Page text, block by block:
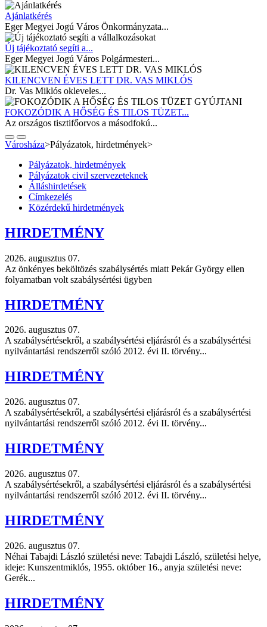
Ajánlatkérés
Eger Megyei Jogú Város Önkormányzata...
Új tájékoztató segíti a...
Eger Megyei Jogú Város Polgármesteri...
KILENCVEN ÉVES LETT DR. VAS MIKLÓS
Dr. Vas Miklós okleveles...
FOKOZÓDIK A HŐSÉG ÉS TILOS TÜZET...
Az országos tisztifőorvos a másodfokú...
Városháza>Pályázatok, hirdetmények>
Pályázatok, hirdetmények
Pályázatok civil szervezeteknek
Álláshirdetések
Címkezelés
Közérdekű hirdetmények
HIRDETMÉNY
2026. augusztus 07.
Az önkényes beköltözés szabálysértés miatt Pekár György ellen
folyamatban volt szabálysértési ügyben
HIRDETMÉNY
2026. augusztus 07.
A szabálysértésekről, a szabálysértési eljárásról és a szabálysértési
nyilvántartási rendszerről szóló 2012. évi II. törvény...
HIRDETMÉNY
2026. augusztus 07.
A szabálysértésekről, a szabálysértési eljárásról és a szabálysértési
nyilvántartási rendszerről szóló 2012. évi II. törvény...
HIRDETMÉNY
2026. augusztus 07.
A szabálysértésekről, a szabálysértési eljárásról és a szabálysértési
nyilvántartási rendszerről szóló 2012. évi II. törvény...
HIRDETMÉNY
2026. augusztus 07.
Néhai Tabajdi László születési neve: Tabajdi László, születési helye,
ideje: Kunszentmiklós, 1955. október 16., anyja születési neve:
Gerék...
HIRDETMÉNY